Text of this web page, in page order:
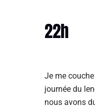
22h
Je me
journée du
nous avons